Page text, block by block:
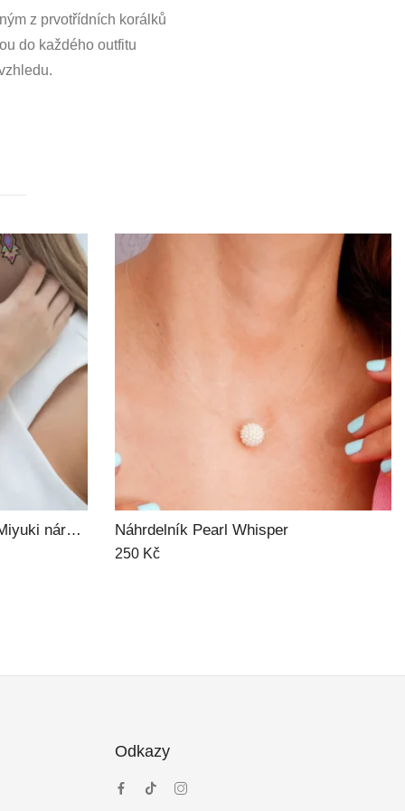
z prvotřídních korálků
do každého outfitu
20
Bella Zlatý prsten
280 Kč
Odkazy